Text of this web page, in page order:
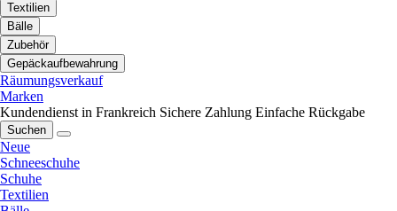
Textilien
Bälle
Zubehör
Gepäckaufbewahrung
Räumungsverkauf
Marken
Kundendienst in Frankreich Sichere Zahlung Einfache Rückgabe
Suchen
Neue
Schneeschuhe
Schuhe
Textilien